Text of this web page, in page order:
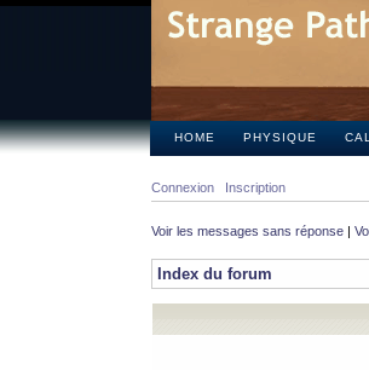
HOME PHYSIQUE
Connexion Inscription
Voir les messages sans réponse |
Index du forum